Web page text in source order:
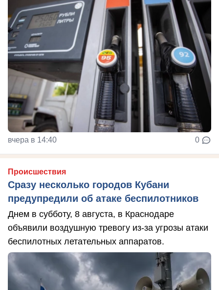
вчера в 14:40 0
Происшествия
Сразу несколько городов Кубани
предупредили об атаке беспилотников
Днем в субботу, 8 августа, в Краснодаре
объявили воздушную тревогу из-за угрозы атаки
беспилотных летательных аппаратов.